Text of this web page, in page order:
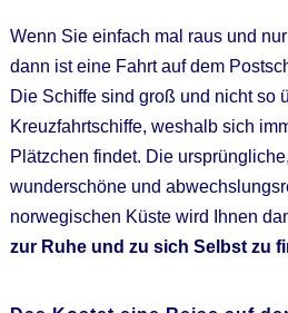
Wenn Sie einfach mal raus und
dann ist eine Fahrt auf dem
Die Schiffe sind groß und nicht so
Kreuzfahrtschiffe, weshalb sich
Plätzchen findet. Die
wunderschöne und
norwegischen Küste wird Ihnen
zur Ruhe und zu sich Selbst zu